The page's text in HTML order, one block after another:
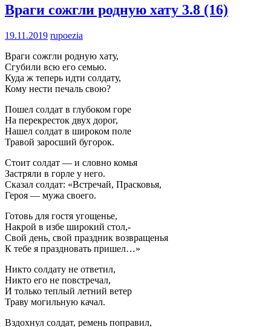
Враги сожгли родную хату 3.8 (16)
19.11.2019 rupoezia
Враги сожгли родную хату,
Сгубили всю его семью.
Куда ж теперь идти солдату,
Кому нести печаль свою?
Пошел солдат в глубоком горе
На перекресток двух дорог,
Нашел солдат в широком поле
Травой заросший бугорок.
Стоит солдат — и словно комья
Застряли в горле у него.
Сказал солдат: «Встречай, Прасковья,
Героя — мужа своего.
Готовь для гостя угощенье,
Накрой в избе широкий стол,-
Свой день, свой праздник возвращенья
К тебе я праздновать пришел…»
Никто солдату не ответил,
Никто его не повстречал,
И только теплый летний ветер
Траву могильную качал.
Вздохнул солдат, ремень поправил,